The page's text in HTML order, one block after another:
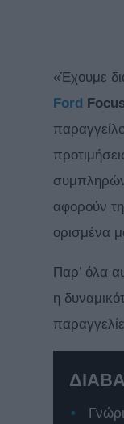
«Έχουμε
Ford
αφορούν
ορισμένα
Παρ’ όλα
η